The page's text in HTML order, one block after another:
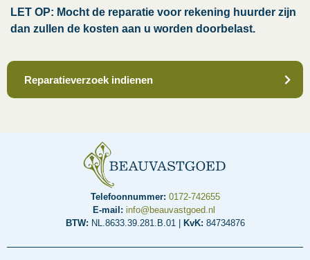
LET OP: Mocht de reparatie voor rekening huurder zijn
dan zullen de kosten aan u worden doorbelast.
Reparatieverzoek indienen
Telefoonnummer: 0172-742655
E-mail: info@beauvastgoed.nl
BTW: NL.8633.39.281.B.01 | KvK: 84734876